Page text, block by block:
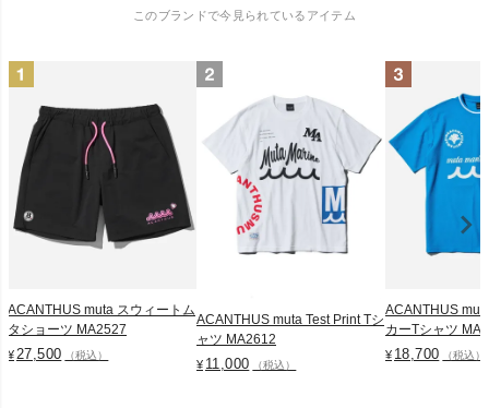
このブランドで今見られているアイテム
ACANTHUS muta スウィートム
タショーツ MA2527
¥27,500 （税込）
ACANTHUS muta Test Print Tシ
ャツ MA2612
¥ 11,000 （税込）
ACANTHUS
カーTシャツ
¥ 18,700 （税込）